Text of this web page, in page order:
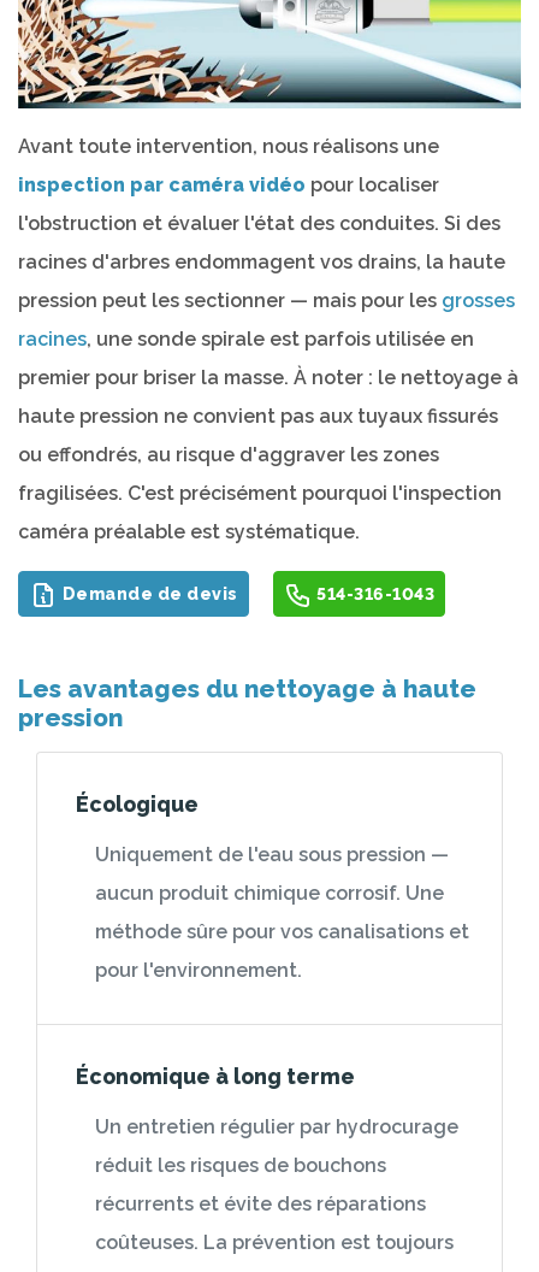
Avant toute intervention, nous réalisons une
inspection par caméra vidéo pour localiser
l'obstruction et évaluer l'état des conduites. Si des
racines d'arbres endommagent vos drains, la haute
pression peut les sectionner — mais pour les grosses
racines, une sonde spirale est parfois utilisée en
premier pour briser la masse. À noter : le nettoyage à
haute pression ne convient pas aux tuyaux fissurés
ou effondrés, au risque d'aggraver les zones
fragilisées. C'est précisément pourquoi l'inspection
caméra préalable est systématique.
Demande de devis 514-316-1043
Les avantages du nettoyage à haute
pression
Écologique
Uniquement de l'eau sous pression —
aucun produit chimique corrosif. Une
méthode sûre pour vos canalisations et
pour l'environnement.
Économique à long terme
Un entretien régulier par hydrocurage
réduit les risques de bouchons
récurrents et évite des réparations
coûteuses. La prévention est toujours